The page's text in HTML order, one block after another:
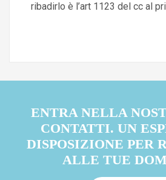
ribadirlo è l’art 1123 del cc al
ENTRA NELLA
CONTATTI. UN
DISPOSIZIONE PER
ALLE TUE